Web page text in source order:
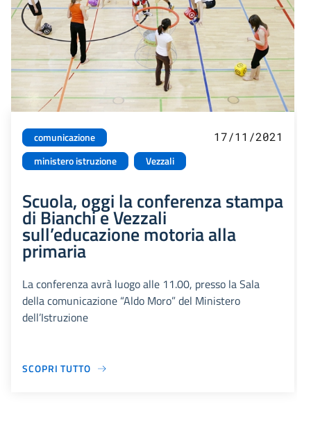
comunicazione
ministero istruzione
Vezzali
17/11/2021
Scuola, oggi la conferenza stampa
di Bianchi e Vezzali
sull’educazione motoria alla
primaria
La conferenza avrà luogo alle 11.00, presso la Sala
della comunicazione “Aldo Moro” del Ministero
dell’Istruzione
SCOPRI TUTTO